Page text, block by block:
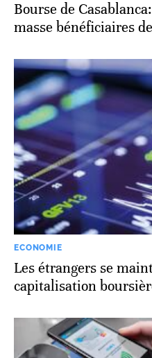
Bourse de
masse bénéficiaires
ECONOMIE
Les étrangers se
capitalisation